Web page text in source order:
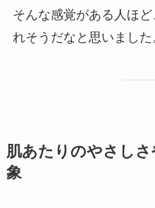
そんな感覚がある人ほ
れそうだなと思いました
肌あたりのやさし
象